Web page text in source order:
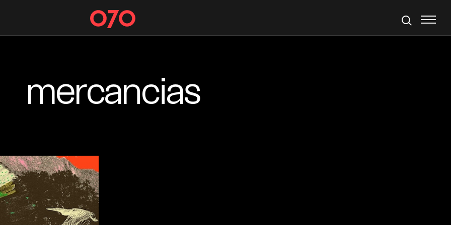
mercancias